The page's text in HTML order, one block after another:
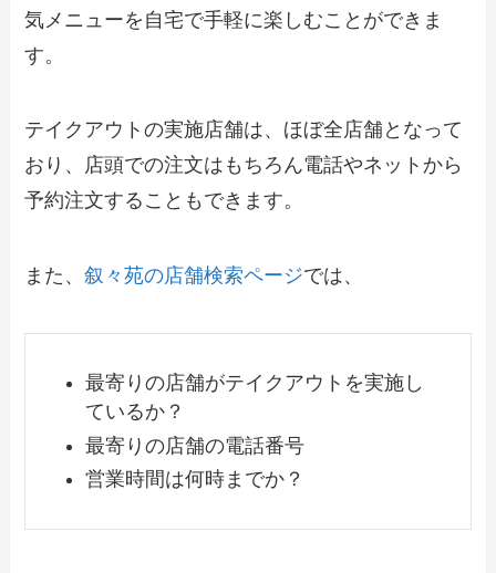
気メニューを自宅で手軽に楽しむことができま
す。
テイクアウトの実施店舗は、ほぼ全店舗となって
おり、店頭での注文はもちろん電話やネットから
予約注文することもできます。
また、叙々苑の店舗検索ページでは、
最寄りの店舗がテイクアウトを実施し
ているか？
最寄りの店舗の電話番号
営業時間は何時までか？